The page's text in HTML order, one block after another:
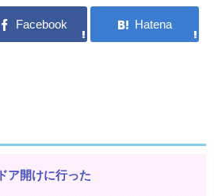
ア開けに行った